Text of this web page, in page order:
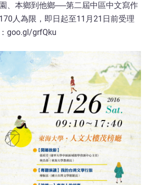
、本鄉到他鄉──第二屆中區中文寫作
人為限，即日起至11月21日前受理
goo.gl/grfQku